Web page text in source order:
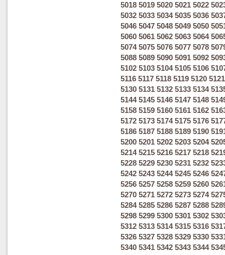
5018 5019 5020 5021 5022
5032 5033 5034 5035 5036
5046 5047 5048 5049 5050
5060 5061 5062 5063 5064
5074 5075 5076 5077 5078
5088 5089 5090 5091 5092
5102 5103 5104 5105 5106
5116 5117 5118 5119 5120 5121
5130 5131 5132 5133 5134
5144 5145 5146 5147 5148
5158 5159 5160 5161 5162
5172 5173 5174 5175 5176
5186 5187 5188 5189 5190
5200 5201 5202 5203 5204
5214 5215 5216 5217 5218
5228 5229 5230 5231 5232
5242 5243 5244 5245 5246
5256 5257 5258 5259 5260
5270 5271 5272 5273 5274
5284 5285 5286 5287 5288
5298 5299 5300 5301 5302
5312 5313 5314 5315 5316
5326 5327 5328 5329 5330
5340 5341 5342 5343 5344